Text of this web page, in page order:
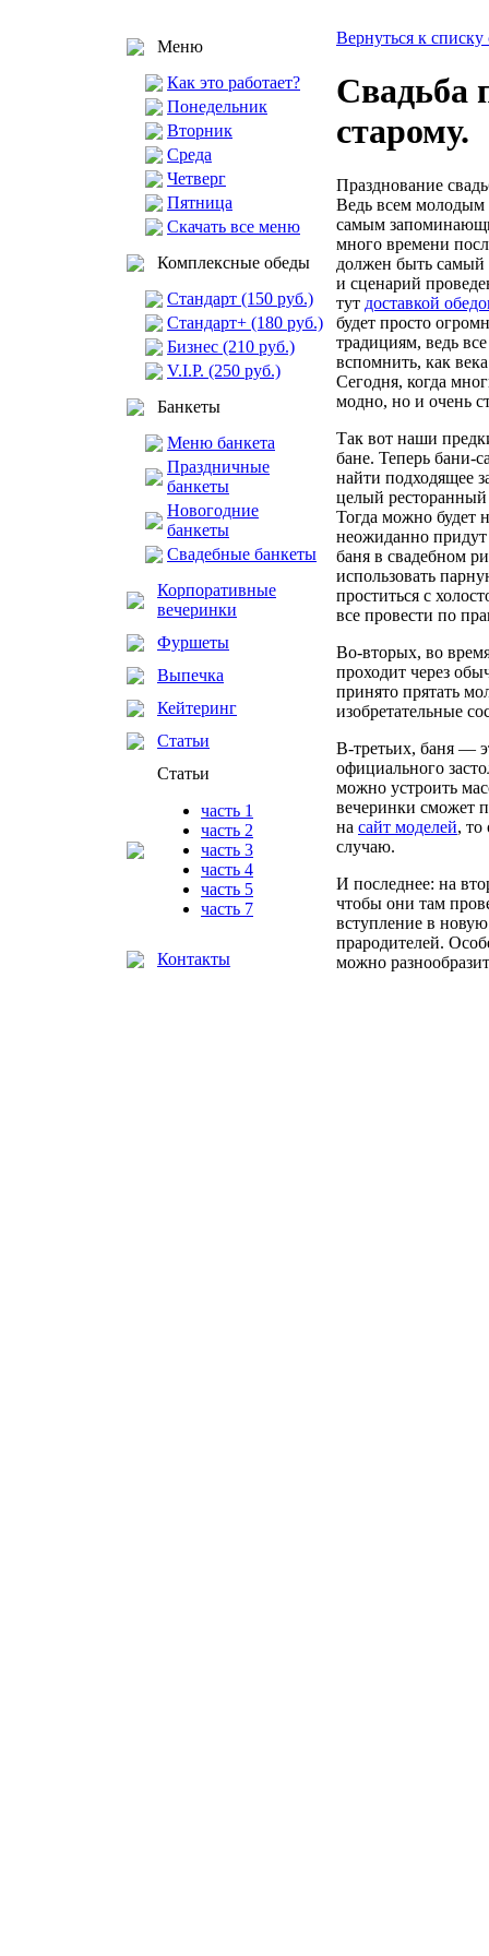
Меню
Как это работает?
Понедельник
Вторник
Среда
Четверг
Пятница
Скачать все меню
Комплексные обеды
Стандарт (150 руб.)
Стандарт+ (180 руб.)
Бизнес (210 руб.)
V.I.P. (250 руб.)
Банкеты
Меню банкета
Праздничные
банкеты
Новогодние
банкеты
Свадебные банкеты
Корпоративные
вечеринки
Фуршеты
Выпечка
Кейтеринг
Статьи
Статьи
часть 1
часть 2
часть 3
часть 4
часть 5
часть 7
Контакты
Вернуться к списку
Свадьба
старому.
Празднование
Ведь всем молодым
самым
много времени
должен быть
и сценарий
тут доставкой
будет просто
традициям, ведь
вспомнить, как
Сегодня, когда
модно, но и очень
Так вот наши
бане. Теперь бани-
найти подходящее
целый
Тогда можно будет
неожиданно
баня в свадебном
использовать
проститься с
все провести по
Во-вторых, во
проходит через
принято прятать
изобретательные
В-третьих, баня —
официального
можно устроить
вечеринки сможет
на сайт моделей, то
случаю.
И последнее: на
чтобы они там
вступление в
прародителей.
можно